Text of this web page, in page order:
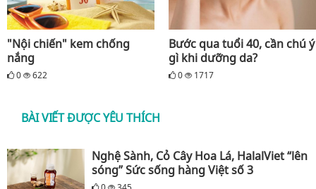
"Nội chiến" kem chống
nắng
0 622
Bước qua tuổi 40, cần chú ý
gì khi dưỡng da?
0 1717
BÀI VIẾT ĐƯỢC YÊU THÍCH
Nghệ Sành, Cỏ Cây Hoa Lá, HalalViet “lên
sóng” Sức sống hàng Việt số 3